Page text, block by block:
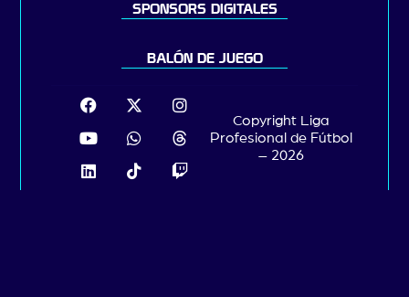
SPONSORS DIGITALES
BALÓN DE JUEGO
Copyright Liga
Profesional de Fútbol
– 2026